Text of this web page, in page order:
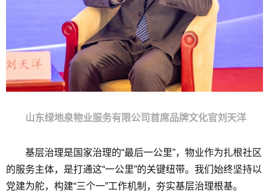
山东绿地泉物业服务有限公司首席品牌文化官刘天洋
基层治理是国家治理的“最后一公里”，物业作为扎根社区
的服务主体，是打通这“一公里”的关键纽带。我们始终坚持以
党建为舵，构建“三个一”工作机制，夯实基层治理根基。